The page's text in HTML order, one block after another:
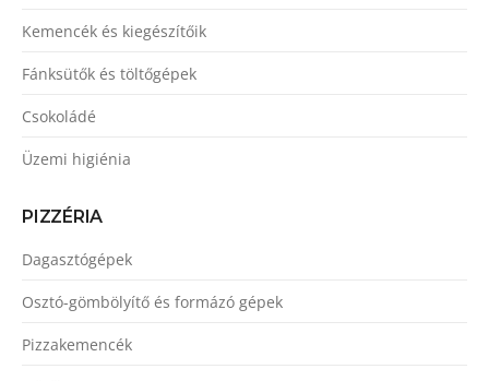
Kemencék és kiegészítőik
Fánksütők és töltőgépek
Csokoládé
Üzemi higiénia
PIZZÉRIA
Dagasztógépek
Osztó-gömbölyítő és formázó gépek
Pizzakemencék